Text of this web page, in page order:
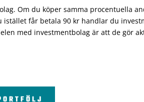
Om du köper samma procentuella
istället får betala 90 kr handlar du
med investmentbolag är att de gör